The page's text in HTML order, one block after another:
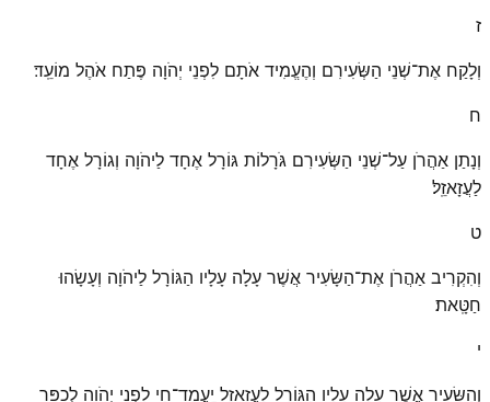
ז
וְלָקַח אֶת־שְׁנֵי הַשְּׂעִירִם וְהֶעֱמִיד אֹתָם לִפְנֵי יְהֹוָה פֶּתַח אֹהֶל מוֹעֵֽד׃
ח
וְנָתַן אַהֲרֹן עַל־שְׁנֵי הַשְּׂעִירִם גֹּרָלוֹת גּוֹרָל אֶחָד לַיהֹוָה וְגוֹרָל אֶחָד
לַעֲזָאזֵֽל׃
ט
וְהִקְרִיב אַהֲרֹן אֶת־הַשָּׂעִיר אֲשֶׁר עָלָה עָלָיו הַגּוֹרָל לַיהֹוָה וְעָשָׂהוּ
חַטָּֽאת׃
י
וְהַשָּׂעִיר אֲשֶׁר עָלָה עָלָיו הַגּוֹרָל לַעֲזָאזֵל יׇֽעֳמַד־חַי לִפְנֵי יְהֹוָה לְכַפֵּר